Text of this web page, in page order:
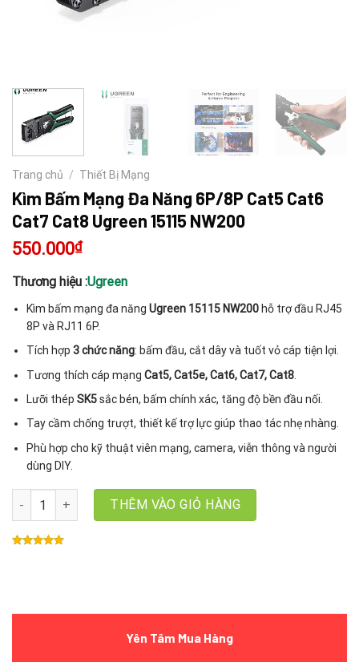
Trang chủ / Thiết Bị Mạng
Kìm Bấm Mạng Đa Năng 6P/8P Cat5 Cat6
Cat7 Cat8 Ugreen 15115 NW200
550.000₫
Thương hiệu :Ugreen
Kìm bấm mạng đa năngUgreen 15115 NW200 hỗ trợ đầu RJ45
8P và RJ11 6P.
Tích hợp3 chức năng: bấm đầu, cắt dây và tuốt vỏ cáp tiện lợi.
Tương thích cáp mạngCat5, Cat5e, Cat6, Cat7, Cat8
Lưỡi thépSK5sắc bén, bấm chính xác, tăng độ bền đầu nối.
Tay cầm chống trượt, thiết kế trợ lực giúp thao tác nhẹ nhàng.
Phù hợp cho kỹ thuật viên mạng, camera, viễn thông và người
dùng DIY.
Kìm Bấm Mạng Đa Năng 6P/8P Cat5 Cat6 Cat7 Cat8 Ugreen
THÊM VÀO GIỎ HÀNG
Yên Tâm Mua Hàng